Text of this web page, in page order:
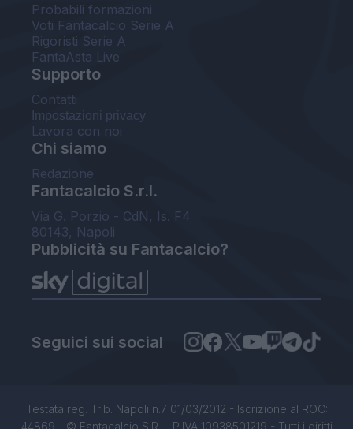
Probabili formazioni
Voti Fantacalcio Serie A
Rigoristi Serie A
FantaAsta Live
Supporto
Contatti
Impostazioni privacy
Lavora con noi
Chi siamo
Redazione
Fantacalcio S.r.l.
Via G. Porzio - CdN, Is. F4
80143, Napoli
Pubblicità su Fantacalcio?
Seguici sui social
Testata reg. Trib. Napoli n.7 01/03/2012 - Iscrizione al ROC:
44869 - © Fantacalcio S.R.L. P.IVA 10938501219 - Tutti i diritti